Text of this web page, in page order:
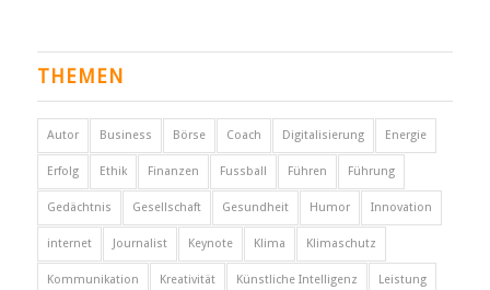
THEMEN
Autor Business Börse Coach Digitalisierung Energie
Erfolg Ethik Finanzen Fussball Führen Führung
Gedächtnis Gesellschaft Gesundheit Humor Innovation
internet Journalist Keynote Klima Klimaschutz
Kommunikation Kreativität Künstliche Intelligenz Leistung